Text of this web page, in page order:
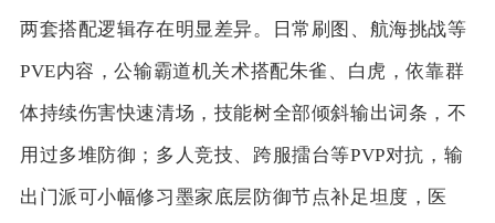
两套搭配逻辑存在明显差异。日常刷图、航海挑战等
PVE内容，公输霸道机关术搭配朱雀、白虎，依靠群
体持续伤害快速清场，技能树全部倾斜输出词条，不
用过多堆防御；多人竞技、跨服擂台等PVP对抗，输
出门派可小幅修习墨家底层防御节点补足坦度，医